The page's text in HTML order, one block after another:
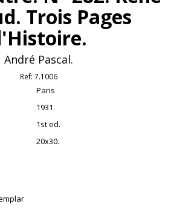
Trois Pages
André Pascal.
Ref: 7.1006
Paris
1931.
1st ed.
20x30.